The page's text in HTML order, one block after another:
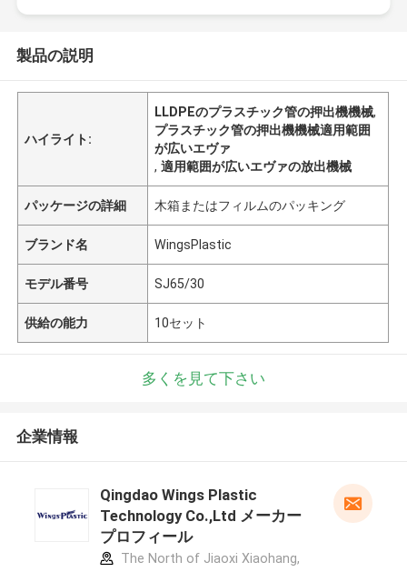
製品の説明
ハイライト:
LLDPEのプラスチック管の押出機機械,
プラスチック管の押出機機械適用範囲
が広いエヴァ
,適用範囲が広いエヴァの放出機械
パッケージの詳細 木箱またはフィルムのパッキング
ブランド名 WingsPlastic
モデル番号 SJ65/30
供給の能力 10セット
多くを見て下さい
企業情報
Qingdao Wings Plastic
Technology Co.,Ltd メーカー
プロフィール
The North of Jiaoxi Xiaohang,